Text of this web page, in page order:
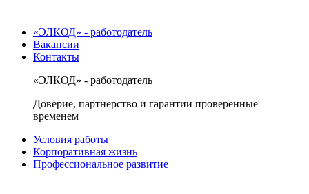
«ЭЛКОД» - работодатель
Вакансии
Контакты
«ЭЛКОД» - работодатель
Доверие, партнерство и гарантии проверенные
временем
Условия работы
Корпоративная жизнь
Профессиональное развитие